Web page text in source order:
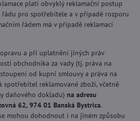
platí obvyklý reklamační postup
řádu pro spotřebitele a v případě rozporu
řádem má v případě reklamací
a při uplatnění jiných práv
obchodníka za vady (tj. práva na
od kupní smlouvy a práva na
spotřebitel reklamované zboží, včetně
daňového dokladu) na adresu
62, 974 01 Banská Bystrica.
mohou dohodnout i na jiném způsobu